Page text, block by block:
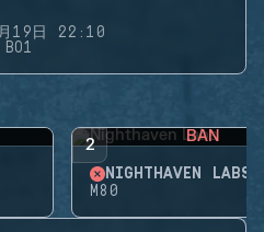
19日 22:10
BO1
2 BAN
NIGHTHAVEN LABS
M80